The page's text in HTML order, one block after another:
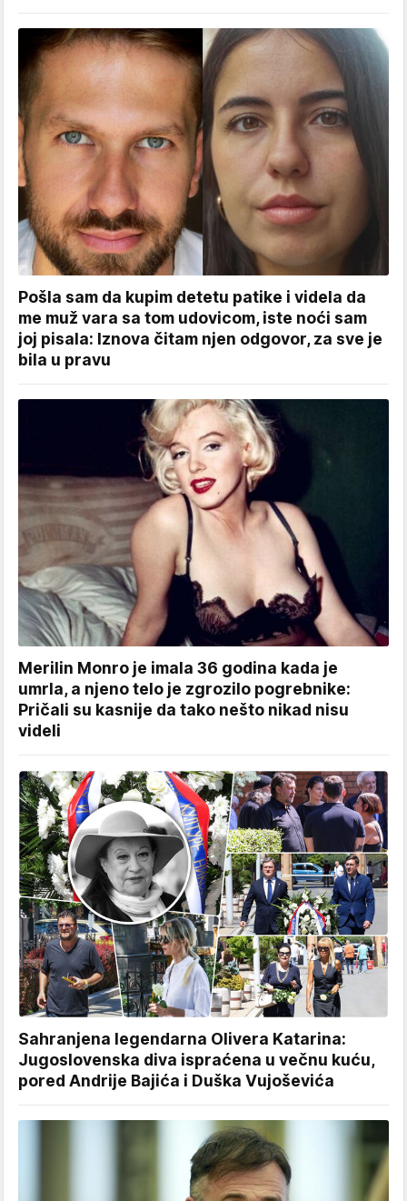
Pošla sam da kupim detetu patike i videla da
me muž vara sa tom udovicom, iste noći sam
joj pisala: Iznova čitam njen odgovor, za sve je
bila u pravu
Merilin Monro je imala 36 godina kada je
umrla, a njeno telo je zgrozilo pogrebnike:
Pričali su kasnije da tako nešto nikad nisu
videli
Sahranjena legendarna Olivera Katarina:
Jugoslovenska diva ispraćena u večnu kuću,
pored Andrije Bajića i Duška Vujoševića